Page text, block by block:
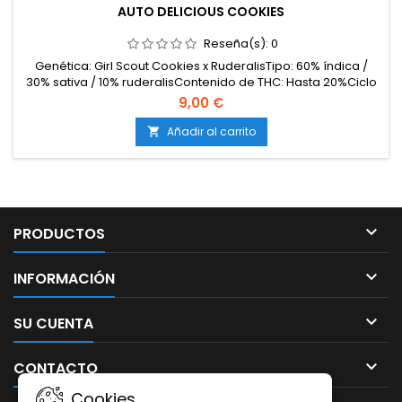
AUTO DELICIOUS COOKIES
Reseña(s): 0
Genética: Girl Scout Cookies x RuderalisTipo: 60% índica /
30% sativa / 10% ruderalisContenido de THC: Hasta 20%Ciclo
completo: 65–70 días desde la germinaciónProducción en
interior: 450–550 g/m²Producción en exterior: 100–140
g/plantaAltura: 80–110 cm en interior; hasta 130 cm en
exteriorAromas y sabores: Galleta dulce, crema,...
9,00 €
 Añadir al carrito
PRODUCTOS 
INFORMACIÓN 
SU CUENTA 
CONTACTO 